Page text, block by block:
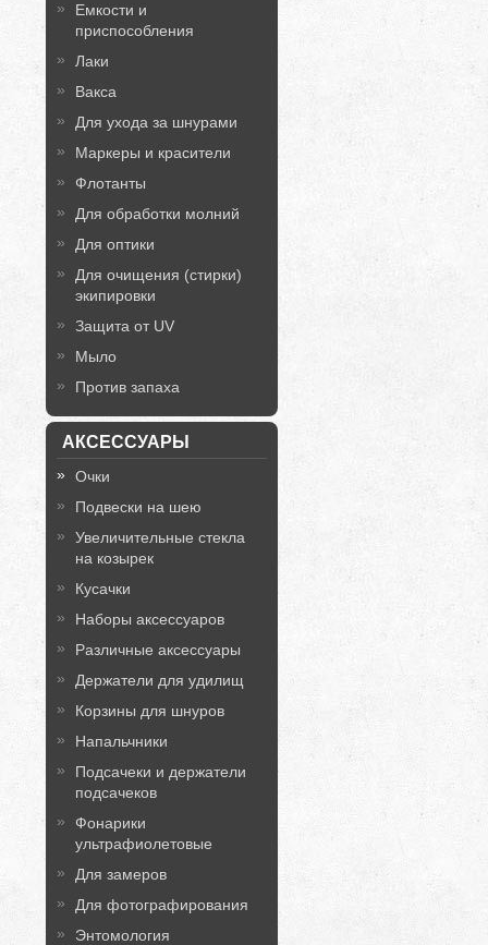
Емкости и
приспособления
Лаки
Вакса
Для ухода за шнурами
Маркеры и красители
Флотанты
Для обработки молний
Для оптики
Для очищения (стирки)
экипировки
Защита от UV
Мыло
Против запаха
АКСЕССУАРЫ
Очки
Подвески на шею
Увеличительные стекла
на козырек
Кусачки
Наборы аксессуаров
Различные аксессуары
Держатели для удилищ
Корзины для шнуров
Напальчники
Подсачеки и держатели
подсачеков
Фонарики
ультрафиолетовые
Для замеров
Для фотографирования
Энтомология